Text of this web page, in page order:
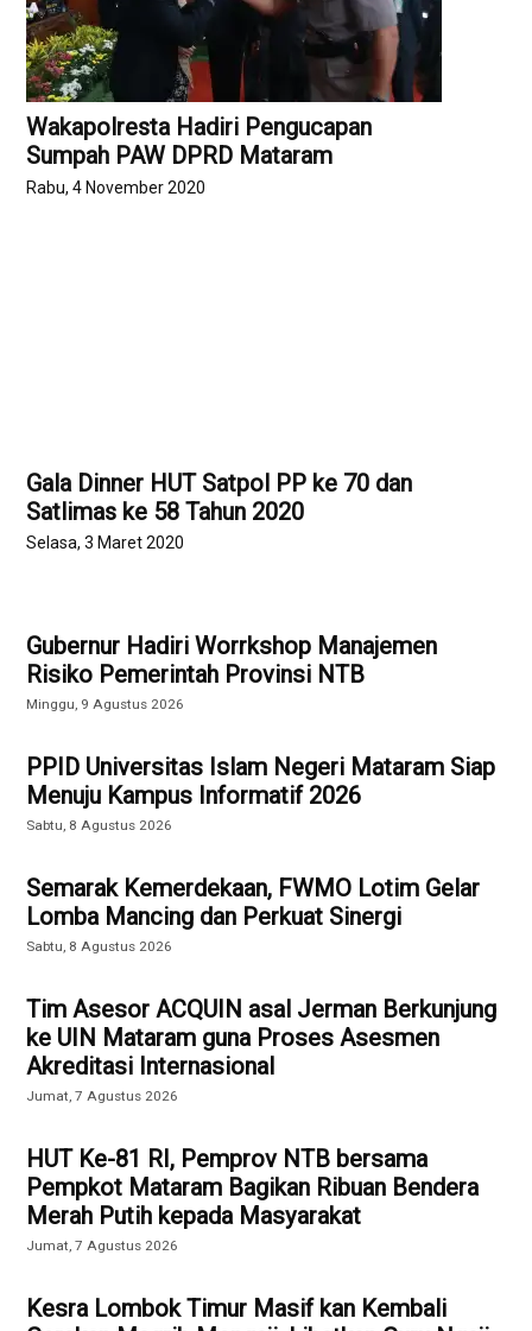
Wakapolresta Hadiri Pengucapan
Sumpah PAW DPRD Mataram
Rabu, 4 November 2020
Gala Dinner HUT Satpol PP ke 70 dan
Satlimas ke 58 Tahun 2020
Selasa, 3 Maret 2020
Gubernur Hadiri Worrkshop Manajemen
Risiko Pemerintah Provinsi NTB
Minggu, 9 Agustus 2026
PPID Universitas Islam Negeri Mataram Siap
Menuju Kampus Informatif 2026
Sabtu, 8 Agustus 2026
Semarak Kemerdekaan, FWMO Lotim Gelar
Lomba Mancing dan Perkuat Sinergi
Sabtu, 8 Agustus 2026
Tim Asesor ACQUIN asal Jerman Berkunjung
ke UIN Mataram guna Proses Asesmen
Akreditasi Internasional
Jumat, 7 Agustus 2026
HUT Ke-81 RI, Pemprov NTB bersama
Pempkot Mataram Bagikan Ribuan Bendera
Merah Putih kepada Masyarakat
Jumat, 7 Agustus 2026
Kesra Lombok Timur Masif kan Kembali